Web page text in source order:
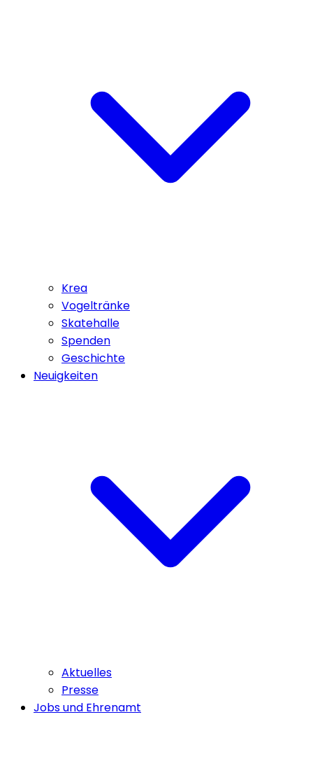
Krea
Vogeltränke
Skatehalle
Spenden
Geschichte
Neuigkeiten
Aktuelles
Presse
Jobs und Ehrenamt